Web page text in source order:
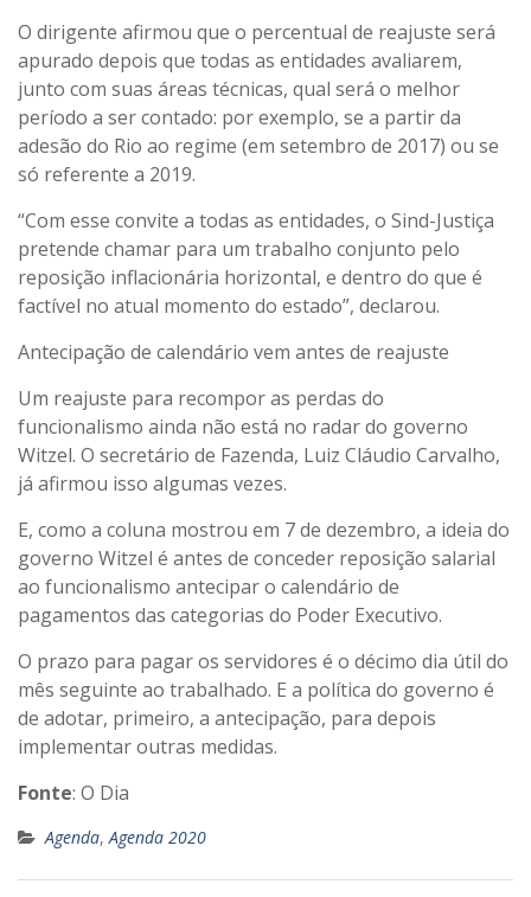
O dirigente afirmou que o percentual de reajuste será
apurado depois que todas as entidades avaliarem,
junto com suas áreas técnicas, qual será o melhor
período a ser contado: por exemplo, se a partir da
adesão do Rio ao regime (em setembro de 2017) ou se
só referente a 2019.
“Com esse convite a todas as entidades, o Sind-Justiça
pretende chamar para um trabalho conjunto pelo
reposição inflacionária horizontal, e dentro do que é
factível no atual momento do estado”, declarou.
Antecipação de calendário vem antes de reajuste
Um reajuste para recompor as perdas do
funcionalismo ainda não está no radar do governo
Witzel. O secretário de Fazenda, Luiz Cláudio Carvalho,
já afirmou isso algumas vezes.
E, como a coluna mostrou em 7 de dezembro, a ideia do
governo Witzel é antes de conceder reposição salarial
ao funcionalismo antecipar o calendário de
pagamentos das categorias do Poder Executivo.
O prazo para pagar os servidores é o décimo dia útil do
mês seguinte ao trabalhado. E a política do governo é
de adotar, primeiro, a antecipação, para depois
implementar outras medidas.
Fonte: O Dia
Agenda,Agenda 2020